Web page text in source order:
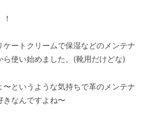
ケートクリームで保湿などのメンテナ
ら使い始めました。(靴用だけどな)
〜というような気持ちで革のメンテナ
きなんですよね〜